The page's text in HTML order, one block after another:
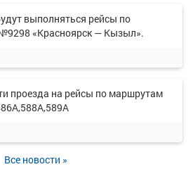
выполняться рейсы по
«Красноярск — Кызыл».
проезда на рейсы по маршрутам
Все новости »